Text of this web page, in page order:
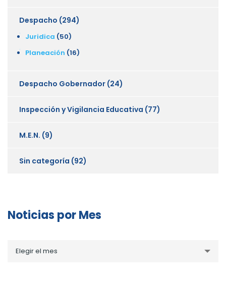
Despacho (294)
Juridica (50)
Planeación (16)
Despacho Gobernador (24)
Inspección y Vigilancia Educativa (77)
M.E.N. (9)
Sin categoría (92)
Noticias por Mes
porElegir el mes